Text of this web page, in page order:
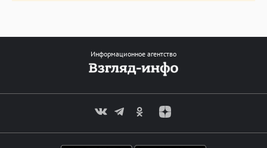
Информационное агентство